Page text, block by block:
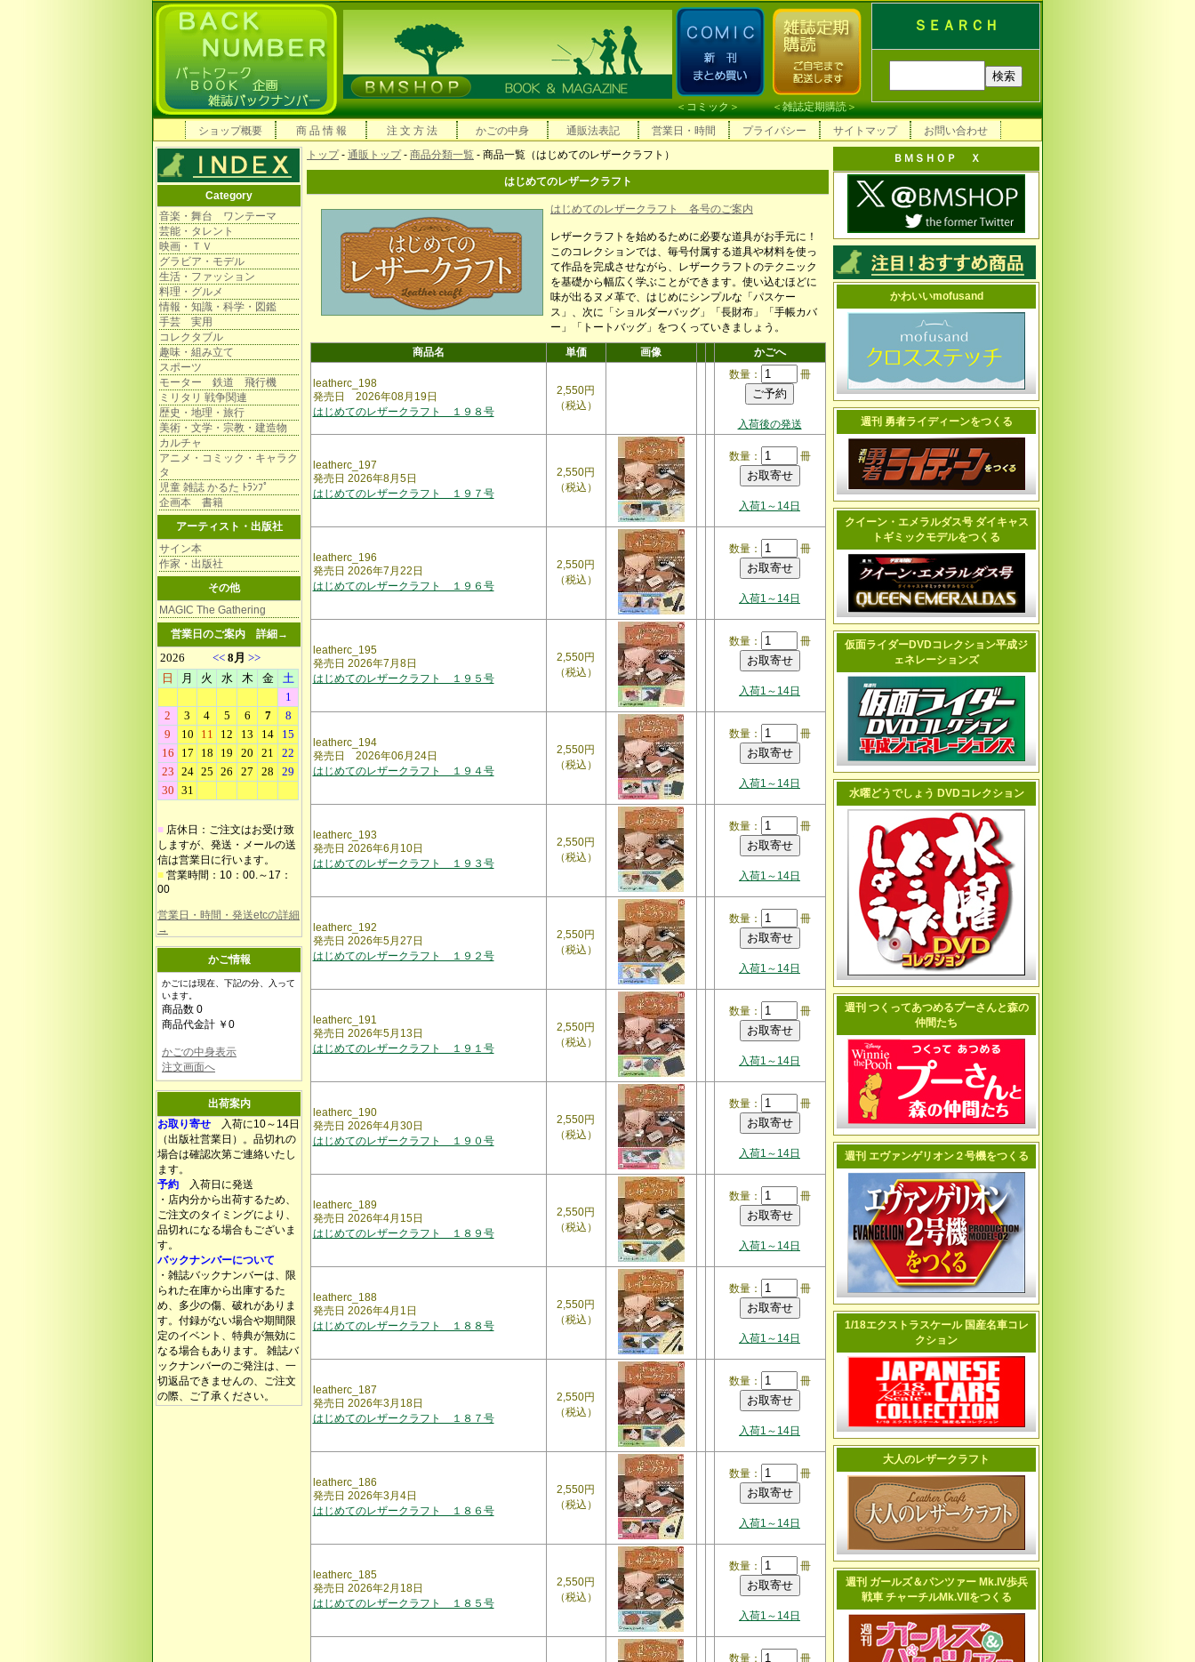
ＳＥＡＲＣＨ
＜コミック＞ ＜雑誌定期購読＞
ショップ概要
商 品 情 報 注 文 方 法 かごの中身 通販法表記 営業日・時間 プライバシー サイトマップ お問い合わせ
Category
音楽・舞台 ワンテーマ
芸能・タレント
映画・ＴＶ
グラビア・モデル
生活・ファッション
料理・グルメ
情報・知識・科学・図鑑
手芸 実用
コレクタブル
趣味・組み立て
スポーツ
モーター 鉄道 飛行機
ミリタリ 戦争関連
歴史・地理・旅行
美術・文学・宗教・建造物
カルチャ
アニメ・コミック・キャラク
タ
児童 雑誌 かるた ﾄﾗﾝﾌﾟ
企画本 書籍
アーティスト・出版社
サイン本
作家・出版社
その他
MAGIC The Gathering
営業日のご案内 詳細→
■ 店休日：ご注文はお受け致
しますが、発送・メールの送
信は営業日に行います。
■ 営業時間：10：00.～17：
00
営業日・時間・発送etcの詳細
→
かご情報
かごには現在、下記の分、入って
います。
商品数 0
商品代金計 ￥0
かごの中身表示
注文画面へ
出荷案内
お取り寄せ 入荷に10～14日
（出版社営業日）。品切れの
場合は確認次第ご連絡いたし
ます。
予約 入荷日に発送
・店内分から出荷するため、
ご注文のタイミングにより、
品切れになる場合もございま
す。
バックナンバーについて
・雑誌バックナンバーは、限
られた在庫から出庫するた
め、多少の傷、破れがありま
す。付録がない場合や期間限
定のイベント、特典が無効に
なる場合もあります。 雑誌バ
ックナンバーのご発注は、一
切返品できませんの、ご注文
の際、ご了承ください。
トップ- 通販トップ- 商品分類一覧 - 商品一覧（はじめてのレザークラフト）
はじめてのレザークラフト
はじめてのレザークラフト 各号のご案内
レザークラフトを始めるために必要な道具がお手元に！
このコレクションでは、毎号付属する道具や材料を使っ
て作品を完成させながら、レザークラフトのテクニック
を基礎から幅広く学ぶことができます。使い込むほどに
味が出るヌメ革で、はじめにシンプルな「パスケー
ス」、次に「ショルダーバッグ」「長財布」「手帳カバ
ー」「トートバッグ」をつくっていきましょう。
商品名
単価 画像 かごへ
leatherc_198
発売日 2026年08月19日
はじめてのレザークラフト １９８号
2,550円
（税込）
数量： 冊
入荷後の発送
leatherc_197
発売日 2026年8月5日
はじめてのレザークラフト １９７号
2,550円
（税込）
数量： 冊
入荷1～14日
leatherc_196
発売日 2026年7月22日
はじめてのレザークラフト １９６号
2,550円
（税込）
数量： 冊
入荷1～14日
leatherc_195
発売日 2026年7月8日
はじめてのレザークラフト １９５号
2,550円
（税込）
数量： 冊
入荷1～14日
leatherc_194
発売日 2026年06月24日
はじめてのレザークラフト １９４号
2,550円
（税込）
数量： 冊
入荷1～14日
leatherc_193
発売日 2026年6月10日
はじめてのレザークラフト １９３号
2,550円
（税込）
数量： 冊
入荷1～14日
leatherc_192
発売日 2026年5月27日
はじめてのレザークラフト １９２号
2,550円
（税込）
数量： 冊
入荷1～14日
leatherc_191
発売日 2026年5月13日
はじめてのレザークラフト １９１号
2,550円
（税込）
数量： 冊
入荷1～14日
leatherc_190
発売日 2026年4月30日
はじめてのレザークラフト １９０号
2,550円
（税込）
数量： 冊
入荷1～14日
leatherc_189
発売日 2026年4月15日
はじめてのレザークラフト １８９号
2,550円
（税込）
数量： 冊
入荷1～14日
leatherc_188
発売日 2026年4月1日
はじめてのレザークラフト １８８号
2,550円
（税込）
数量： 冊
入荷1～14日
leatherc_187
発売日 2026年3月18日
はじめてのレザークラフト １８７号
2,550円
（税込）
数量： 冊
入荷1～14日
leatherc_186
発売日 2026年3月4日
はじめてのレザークラフト １８６号
2,550円
（税込）
数量： 冊
入荷1～14日
leatherc_185
発売日 2026年2月18日
はじめてのレザークラフト １８５号
2,550円
（税込）
数量： 冊
入荷1～14日
数量： 冊
ＢＭＳＨＯＰ Ｘ
かわいいmofusand
週刊 勇者ライディーンをつくる
クイーン・エメラルダス号 ダイキャス
トギミックモデルをつくる
仮面ライダーDVDコレクション平成ジ
ェネレーションズ
水曜どうでしょう DVDコレクション
週刊 つくってあつめるプーさんと森の
仲間たち
週刊 エヴァンゲリオン２号機をつくる
1/18エクストラスケール 国産名車コレ
クション
大人のレザークラフト
週刊 ガールズ＆パンツァー Mk.IV歩兵
戦車 チャーチルMk.VIIをつくる